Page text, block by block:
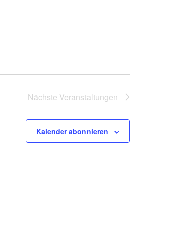
Nächste Veranstaltungen
Kalender abonnieren